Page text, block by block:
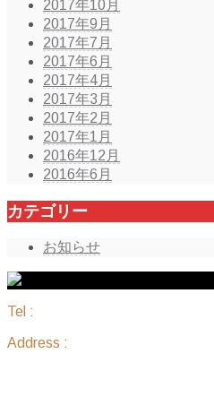
2017年10月
2017年9月
2017年7月
2017年6月
2017年4月
2017年3月
2017年2月
2017年1月
2016年12月
2016年6月
カテゴリー
お知らせ
Tel :
Address :